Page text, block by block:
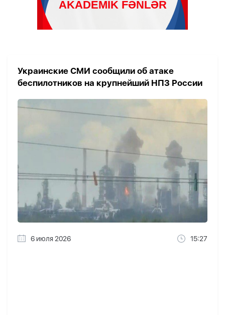
Украинские СМИ сообщили об атаке
беспилотников на крупнейший НПЗ России
6 июля 2026 15:27